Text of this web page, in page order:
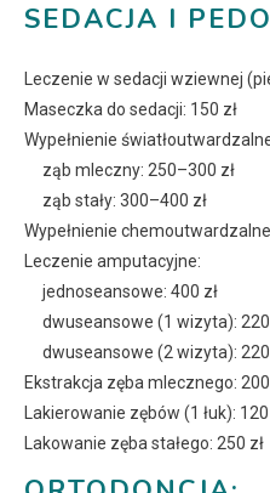
SEDACJA I
Leczenie w sedacji wziewnej
Maseczka do sedacji: 150 zł
Wypełnienie
ząb mleczny: 250–300 zł
ząb stały: 300–400 zł
Wypełnienie
Leczenie amputacyjne:
jednoseansowe: 400 zł
dwuseansowe (1 wizyta): 220
dwuseansowe (2 wizyta): 220
Ekstrakcja zęba mlecznego:
Lakierowanie zębów (1 łuk): 120
Lakowanie zęba stałego: 250 zł